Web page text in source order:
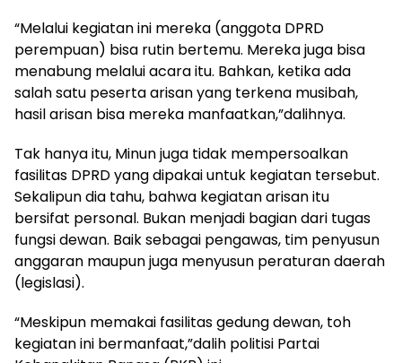
“Melalui kegiatan ini mereka (anggota DPRD
perempuan) bisa rutin bertemu. Mereka juga bisa
menabung melalui acara itu. Bahkan, ketika ada
salah satu peserta arisan yang terkena musibah,
hasil arisan bisa mereka manfaatkan,”dalihnya.
Tak hanya itu, Minun juga tidak mempersoalkan
fasilitas DPRD yang dipakai untuk kegiatan tersebut.
Sekalipun dia tahu, bahwa kegiatan arisan itu
bersifat personal. Bukan menjadi bagian dari tugas
fungsi dewan. Baik sebagai pengawas, tim penyusun
anggaran maupun juga menyusun peraturan daerah
(legislasi).
“Meskipun memakai fasilitas gedung dewan, toh
kegiatan ini bermanfaat,”dalih politisi Partai